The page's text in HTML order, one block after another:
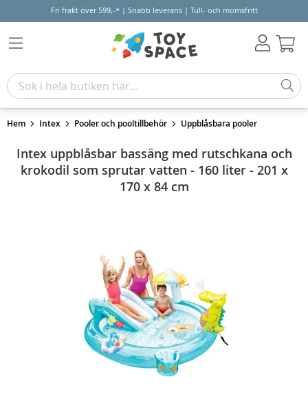
Fri frakt över 599,-* | Snabb leverans | Tull- och momsfritt
Hem Intex Pooler och pooltillbehör Uppblåsbara pooler
Intex uppblåsbar bassäng med rutschkana och
krokodil som sprutar vatten - 160 liter - 201 x
170 x 84 cm